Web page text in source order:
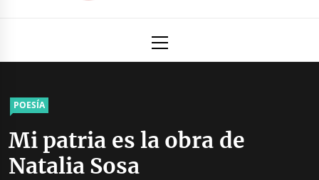
principal
POESÍA
Mi patria es la obra de
Natalia Sosa